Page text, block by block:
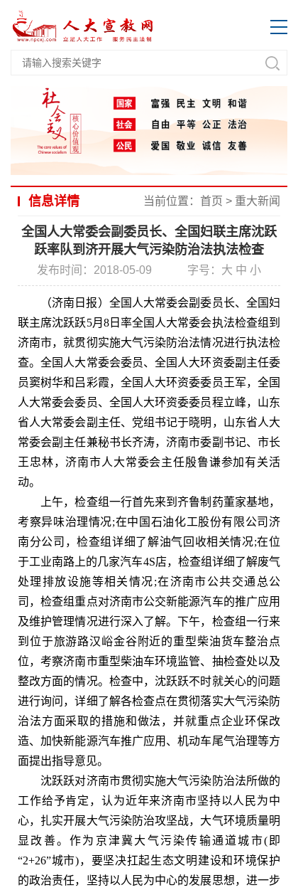
信息详情 当前位置： 首页 > 重大新闻
全国人大常委会副委员长、全国妇联主席沈跃
跃率队到济开展大气污染防治法执法检查
发布时间：2018-05-09 字号： 大 中 小
（济南日报）全国人大常委会副委员长、全国妇
联主席沈跃跃5月8日率全国人大常委会执法检查组到
济南市，就贯彻实施大气污染防治法情况进行执法检
查。全国人大常委会委员、全国人大环资委副主任委
员窦树华和吕彩霞，全国人大环资委委员王军，全国
人大常委会委员、全国人大环资委委员程立峰，山东
省人大常委会副主任、党组书记于晓明，山东省人大
常委会副主任兼秘书长齐涛，济南市委副书记、市长
王忠林，济南市人大常委会主任殷鲁谦参加有关活
动。
上午，检查组一行首先来到齐鲁制药董家基地，
考察异味治理情况;在中国石油化工股份有限公司济
南分公司，检查组详细了解油气回收相关情况;在位
于工业南路上的几家汽车4S店，检查组详细了解废气
处理排放设施等相关情况;在济南市公共交通总公
司，检查组重点对济南市公交新能源汽车的推广应用
及维护管理情况进行深入了解。下午，检查组一行来
到位于旅游路汉峪金谷附近的重型柴油货车整治点
位，考察济南市重型柴油车环境监管、抽检查处以及
整改方面的情况。检查中，沈跃跃不时就关心的问题
进行询问，详细了解各检查点在贯彻落实大气污染防
治法方面采取的措施和做法，并就重点企业环保改
造、加快新能源汽车推广应用、机动车尾气治理等方
面提出指导意见。
沈跃跃对济南市贯彻实施大气污染防治法所做的
工作给予肯定，认为近年来济南市坚持以人民为中
心，扎实开展大气污染防治攻坚战，大气环境质量明
显改善。作为京津冀大气污染传输通道城市(即
“2+26”城市)，要坚决扛起生态文明建设和环境保护
的政治责任，坚持以人民为中心的发展思想，进一步